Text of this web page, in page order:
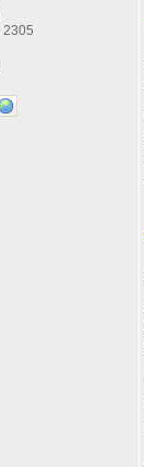
2305